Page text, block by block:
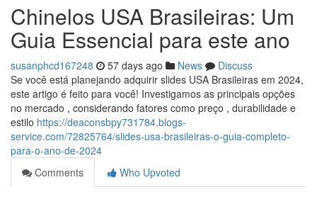
Chinelos USA Brasileiras: Um
Guia Essencial para este ano
susanphcd167248 57 days ago News
Discuss
Se você está planejando adquirir slides USA Brasileiras em 2024,
este artigo é feito para você! Investigamos as principais opções
no mercado , considerando fatores como preço , durabilidade e
estilo https://deaconsbpy731784.blogs-
service.com/72825764/slides-usa-brasileiras-o-guia-completo-
para-o-ano-de-2024
Comments
Who Upvoted